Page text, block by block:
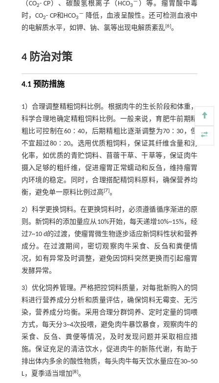
（CO2- CP）、碳酸氢根离子（HCO3
－ ）等。瘤胃酸中毒
时，CO2- CP和HCO3
－
降低，血液呈酸性。还可检测血液中
的电解质水平，如钾、钠、氯等出现电解质紊乱[6]。
4 防治对策
4.1 预防措施
1）合理调整精粗饲料比例。根据肉牛的生长阶段和体重，
科学合理地确定精粗饲料比例。一般来说，育肥牛前期精
粗比可控制在60∶40，后期精粗比逐渐调整为70∶30，但
不宜超过80∶20。选用优质粗饲料，保证其纤维含量和消
化率，如优质的青贮饲料、苜蓿干草、干草等，保证肉牛
摄入足够的粗纤维，促进瘤胃正常蠕动和反刍，维持瘤胃
内环境的稳定。同时，合理搭配精饲料原料，确保营养均
衡，避免单一原料比例过高[7]。
2）科学更换饲料。在更换饲料时，必须遵循循序渐进的原
则。新饲料的添加量应从10%开始，每天递增10%~15%，经
过7~10 d的过渡，使瘤胃微生物逐步适应新饲料性状和营养
成分。在过渡期间，密切观察肉牛采食、反刍和粪便情
况，如有异常及时调整，避免因饲料突然更换而引起瘤胃
发酵异常。
3）优化饲养管理。严格把控饲料质量，对每批新购入的饲
料进行营养成分分析和质量评估，确保饲料无霉变、无污
染，营养成分均衡。采用合理分群饲养、定时定量的饲喂
方式，每天分3~4次投喂，避免肉牛暴饮暴食，观察肉牛的
采食、反刍、粪便等情况，及时发现问题并采取相应措
施。保证充足的清洁饮水，促进肉牛的新陈代谢，有助于
排出体内多余的酸性物质，每头肉牛每天饮水量应在30~50
L，夏季适当增加 [8]。